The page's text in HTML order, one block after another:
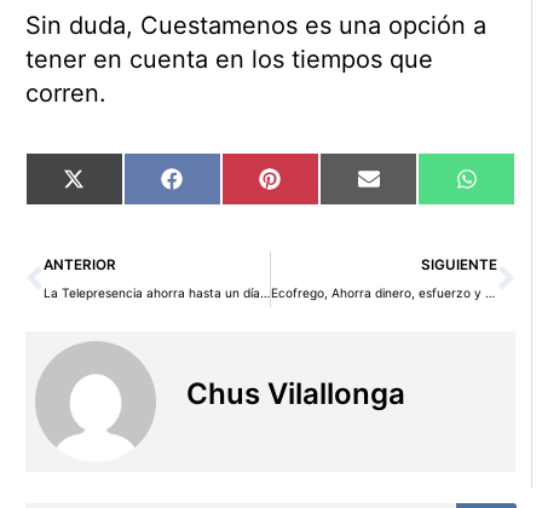
Sin duda, Cuestamenos es una opción a
tener en cuenta en los tiempos que
corren.
Compartir
en
X
(Twitter)
Compartir
en
Facebook Compartir
en
Pinterest Compartir
en
Email
en
Ant
ANTERIOR
La Telepresencia ahorra hasta un día de trabajo
SIGUIENTE
Ecofrego, Ahorra dinero, esfuerzo y agua mientras fregas
Chus Vilallonga